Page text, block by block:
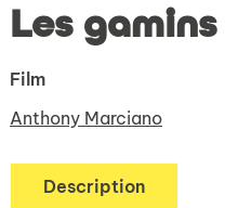
Les gamins
Film
Anthony Marciano
Description